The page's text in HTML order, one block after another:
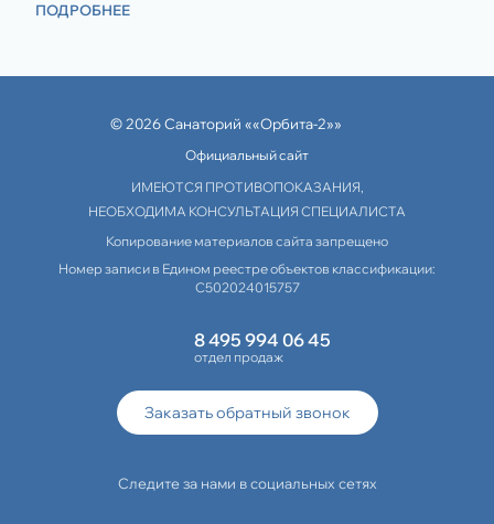
ПОДРОБНЕЕ
© 2026 Санаторий ««Орбита-2»»
Официальный сайт
ИМЕЮТСЯ ПРОТИВОПОКАЗАНИЯ,
НЕОБХОДИМА КОНСУЛЬТАЦИЯ СПЕЦИАЛИСТА
Копирование материалов сайта запрещено
Номер записи в Едином реестре объектов классификации:
С502024015757
8 495 994 06 45
отдел продаж
Заказать обратный звонок
Следите за нами в социальных сетях